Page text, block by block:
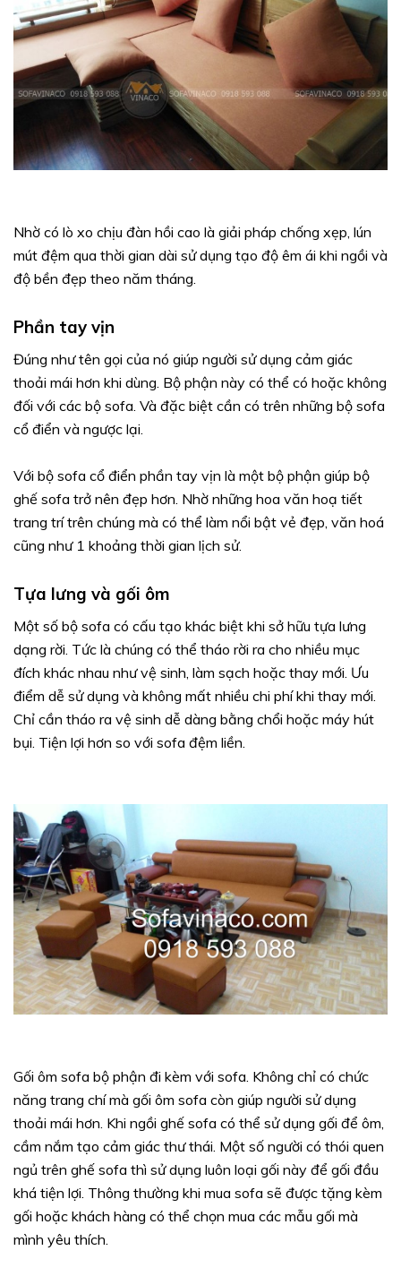
Nhờ có lò xo chịu đàn hồi cao là giải pháp chống xẹp, lún
mút đệm qua thời gian dài sử dụng tạo độ êm ái khi ngồi và
độ bền đẹp theo năm tháng.
Phần tay vịn
Đúng như tên gọi của nó giúp người sử dụng cảm giác
thoải mái hơn khi dùng. Bộ phận này có thể có hoặc không
đối với các bộ sofa. Và đặc biệt cần có trên những bộ sofa
cổ điển và ngược lại.
Với bộ sofa cổ điển phần tay vịn là một bộ phận giúp bộ
ghế sofa trở nên đẹp hơn. Nhờ những hoa văn hoạ tiết
trang trí trên chúng mà có thể làm nổi bật vẻ đẹp, văn hoá
cũng như 1 khoảng thời gian lịch sử.
Tựa lưng và gối ôm
Một số bộ sofa có cấu tạo khác biệt khi sở hữu tựa lưng
dạng rời. Tức là chúng có thể tháo rời ra cho nhiều mục
đích khác nhau như vệ sinh, làm sạch hoặc thay mới. Ưu
điểm dễ sử dụng và không mất nhiều chi phí khi thay mới.
Chỉ cần tháo ra vệ sinh dễ dàng bằng chổi hoặc máy hút
bụi. Tiện lợi hơn so với sofa đệm liền.
Gối ôm sofa bộ phận đi kèm với sofa. Không chỉ có chức
năng trang chí mà gối ôm sofa còn giúp người sử dụng
thoải mái hơn. Khi ngồi ghế sofa có thể sử dụng gối để ôm,
cầm nắm tạo cảm giác thư thái. Một số người có thói quen
ngủ trên ghế sofa thì sử dụng luôn loại gối này để gối đầu
khá tiện lợi. Thông thường khi mua sofa sẽ được tặng kèm
gối hoặc khách hàng có thể chọn mua các mẫu gối mà
mình yêu thích.